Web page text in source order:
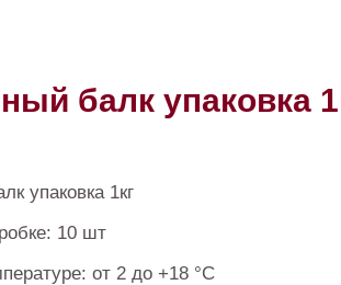
балк упаковка
упаковка 1кг
10 шт
от 2 до +18 °С